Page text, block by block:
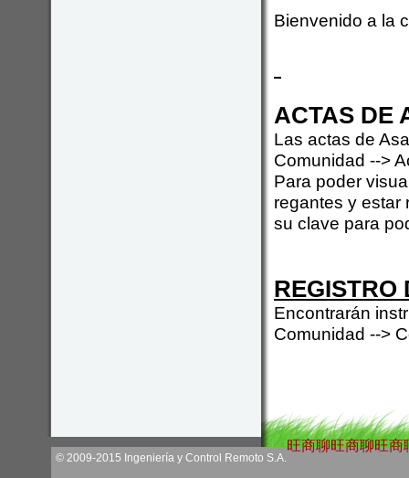
Bienvenido a la
ACTAS DE
Las actas de
Comunidad -->
Para poder
regantes y estar
su clave para
REGISTRO
Encontrarán
Comunidad -->
© 2009-2015 Ingeniería y Control Remoto S.A.
旺商聊旺商聊旺商